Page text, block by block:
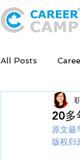
All Posts
News & Info
20多
原文最
版权归